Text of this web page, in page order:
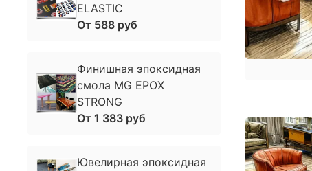
ELASTIC
От 588 руб
Финишная эпоксидная
смола MG EPOX
STRONG
От 1 383 руб
Ювелирная эпоксидная